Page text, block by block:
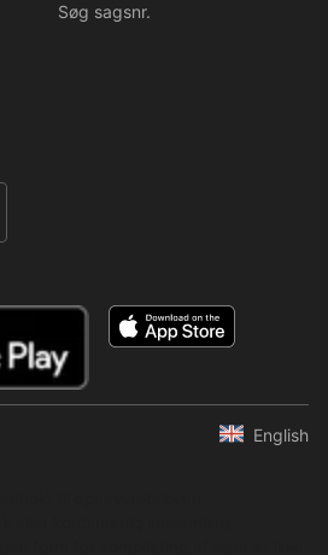
Søg sagsnr.
English